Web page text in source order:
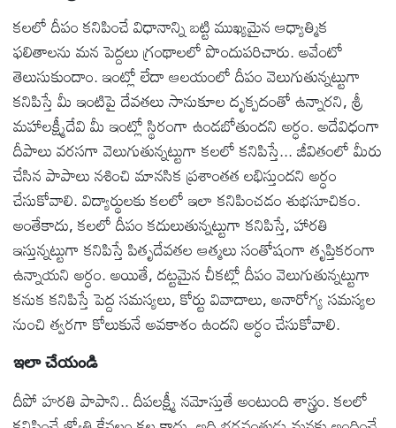
కలలో దీపం కనిపించే విధానాన్ని బట్టి ముఖ్యమైన ఆధ్యాత్మిక
ఫలితాలను మన పెద్దలు గ్రంథాలలో పొందుపరిచారు. అవేంటో
తెలుసుకుందాం. ఇంట్లో లేదా ఆలయంలో దీపం వెలుగుతున్నట్టుగా
కనిపిస్తే మీ ఇంటిపై దేవతలు సానుకూల దృక్పదంతో ఉన్నారని, శ్రీ
మహాలక్ష్మీదేవి మీ ఇంట్లో స్థిరంగా ఉండబోతుందని అర్ధం. అదేవిధంగా
దీపాలు వరసగా వెలుగుతున్నట్టుగా కలలో కనిపిస్తే... జీవితంలో మీరు
చేసిన పాపాలు నశించి మానసిక ప్రశాంతత లభిస్తుందని అర్ధం
చేసుకోవాలి. విద్యార్థులకు కలలో ఇలా కనిపించడం శుభసూచికం.
అంతేకాదు, కలలో దీపం కదులుతున్నట్టుగా కనిపిస్తే, హారతి
ఇస్తున్నట్టుగా కనిపిస్తే పితృదేవతల ఆత్మలు సంతోషంగా తృప్తికరంగా
ఉన్నాయని అర్ధం. అయితే, దట్టమైన చీకట్లో దీపం వెలుగుతున్నట్టుగా
కనుక కనిపిస్తే పెద్ద సమస్యలు, కోర్టు వివాదాలు, అనారోగ్య సమస్యల
నుంచి త్వరగా కోలుకునే అవకాశం ఉందని అర్ధం చేసుకోవాలి.
ఇలా చేయండి
దీపో హరతి పాపాని.. దీపలక్ష్మీ నమోస్తుతే అంటుంది శాస్త్రం. కలలో